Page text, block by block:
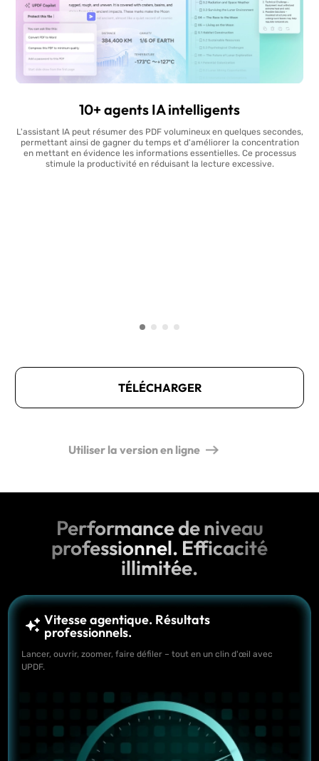
10+ agents IA intelligents
L'assistant IA peut résumer des PDF volumineux en quelques secondes,
permettant ainsi de gagner du temps et d'améliorer la concentration
en mettant en évidence les informations essentielles. Ce processus
stimule la productivité en réduisant la lecture excessive.
TÉLÉCHARGER
Utiliser la version en ligne
Performance de niveau
professionnel. Efficacité
illimitée.
Vitesse agentique. Résultats
professionnels.
Lancer, ouvrir, zoomer, faire défiler – tout en un clin d'œil avec
UPDF.